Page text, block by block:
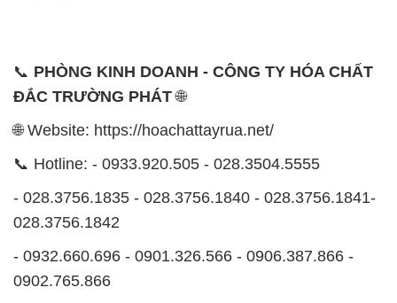
📞 PHÒNG KINH DOANH - CÔNG TY HÓA CHẤT
ĐẮC TRƯỜNG PHÁT🌐
🌐 Website: https://hoachattayrua.net/
📞 Hotline: - 0933.920.505 - 028.3504.5555
- 028.3756.1835 - 028.3756.1840 - 028.3756.1841-
028.3756.1842
- 0932.660.696 - 0901.326.566 - 0906.387.866 -
0902.765.866